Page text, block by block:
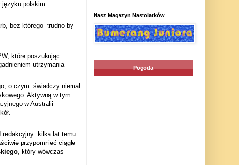
języku polskim.
bez którego trudno by
które poszukując
utrzymania
o czym świadczy niemal
Aktywną w tym
w Australii
redakcyjny
kilka lat temu.
przypomnieć ciągle
, który wówczas
Nasz Magazyn Nastolatków
Pogoda